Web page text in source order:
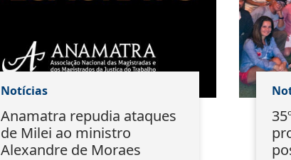
Notícias
Anamatra repudia ataques
de Milei ao ministro
Alexandre de Moraes